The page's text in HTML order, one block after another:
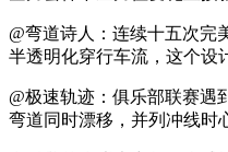
@弯道诗人：连续十五次完
半透明化穿行车流，这个设
@极速轨迹：俱乐部联赛遇
弯道同时漂移，并列冲线时